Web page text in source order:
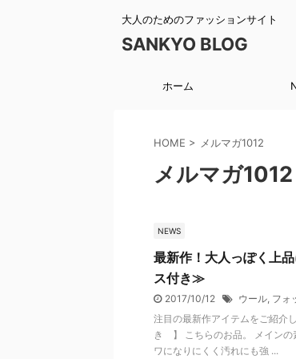
大人のためのファッションサイト
SANKYO BLOG
ホーム
HOME > メルマガ1012
メルマガ1012
NEWS
最新作！大人っぽく上
ス付き≫
2017/10/12 ウール, フォ
注目の最新作アイテムをご紹
き 】 こちらのお品。 メインの
ワになりにくく汚れにも強 ...